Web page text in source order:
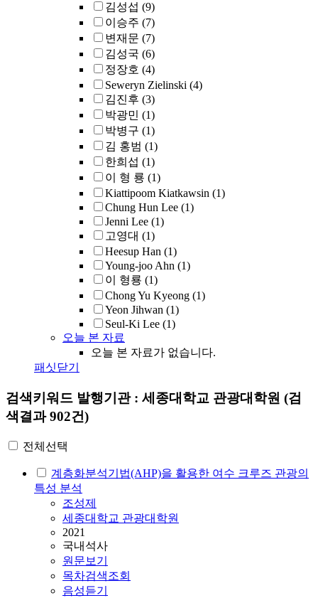
김성섭 (9)
이승주 (7)
변재문 (7)
김성국 (6)
정장호 (4)
Seweryn Zielinski (4)
김진후 (3)
박광민 (1)
박병구 (1)
김 홍범 (1)
한희섭 (1)
이 형 룡 (1)
Kiattipoom Kiatkawsin (1)
Chung Hun Lee (1)
Jenni Lee (1)
고영대 (1)
Heesup Han (1)
Young-joo Ahn (1)
이 형룡 (1)
Chong Yu Kyeong (1)
Yeon Jihwan (1)
Seul-Ki Lee (1)
오늘 본 자료
오늘 본 자료가 없습니다.
패싯닫기
검색키워드 발행기관 : 세종대학교 관광대학원 (검
색결과 902건)
전체선택
계층화분석기법(AHP)을 활용한 여수 크루즈 관광의
특성 분석
조성제
세종대학교 관광대학원
2021
국내석사
원문보기
목차검색조회
음성듣기